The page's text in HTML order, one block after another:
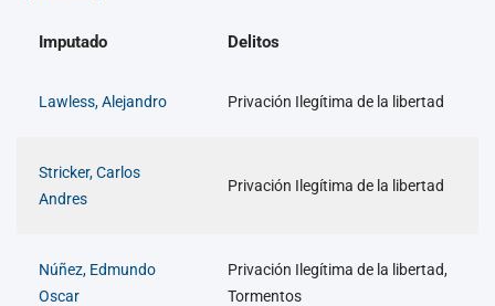
Imputado Delitos
Lawless, Alejandro Privación Ilegítima de la libertad
Stricker, Carlos
Andres
Privación Ilegítima de la libertad
Núñez, Edmundo
Oscar
Privación Ilegítima de la libertad,
Tormentos